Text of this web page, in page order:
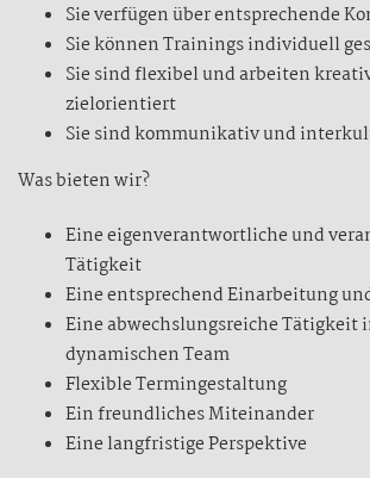
Sie verfügen über entsprechende
Sie können Trainings individuell
Sie sind flexibel und arbeiten
zielorientiert
Sie sind kommunikativ und
Was bieten wir?
Eine eigenverantwortliche und
Tätigkeit
Eine entsprechend Einarbeitung
Eine abwechslungsreiche Tätigkeit
dynamischen Team
Flexible Termingestaltung
Ein freundliches Miteinander
Eine langfristige Perspektive